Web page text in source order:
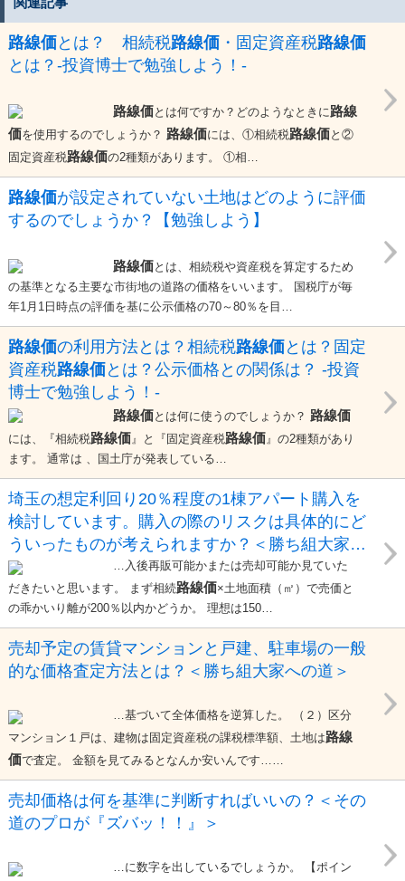
路線価とは？ 相続税路線価・固定資産税路線価
とは？-投資博士で勉強しよう！-
路線価とは何ですか？どのようなときに 路線
価を使用するのでしょうか？ 路線価には、①相続税路線価と②
固定資産税路線価の2種類があります。 ①相…
路線価が設定されていない土地はどのように評価
するのでしょうか？【勉強しよう】
路線価とは、相続税や資産税を算定するため
の基準となる主要な市街地の道路の価格をいいます。 国税庁が毎
年1月1日時点の評価を基に公示価格の70～80％を目…
路線価の利用方法とは？相続税路線価とは？固定
資産税路線価とは？公示価格との関係は？ -投資
博士で勉強しよう！-
路線価とは何に使うのでしょうか？ 路線価
には、『相続税路線価 』と『固定資産税路線価 』の2種類があり
ます。 通常は 、国土庁が発表している…
埼玉の想定利回り20％程度の1棟アパート購入を
検討しています。購入の際のリスクは具体的にど
ういったものが考えられますか？＜勝ち組大家へ
の道＞
…入後再販可能かまたは売却可能か見ていた
だきたいと思います。 まず相続路線価×土地面積（㎡）で売価と
の乖かいり離が200％以内かどうか。 理想は150…
売却予定の賃貸マンションと戸建、駐車場の一般
的な価格査定方法とは？＜勝ち組大家への道＞
…基づいて全体価格を逆算した。 （２）区分
マンション１戸は、建物は固定資産税の課税標準額、土地は路線
価で査定。 金額を見てみるとなんか安いんです……
売却価格は何を基準に判断すればいいの？＜その
道のプロが『ズバッ！！』＞
…に数字を出しているでしょうか。 【ポイン